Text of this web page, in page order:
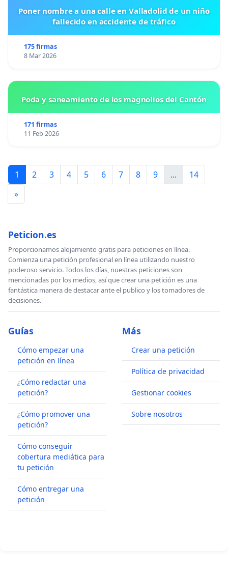
Poner nombre a una calle en Valladolid de un niño
fallecido en accidente de tráfico
175 firmas
8 Mar 2026
Poda y saneamiento de los magnolios del Cantón
171 firmas
11 Feb 2026
1 2 3 4 5 6 7 8 9 ...
14
»
Peticion.es
Proporcionamos alojamiento gratis para peticiones en línea.
Comienza una petición profesional en línea utilizando nuestro
poderoso servicio. Todos los días, nuestras peticiones son
mencionadas por los medios, así que crear una petición es una
fantástica manera de destacar ante el publico y los tomadores de
decisiones.
Guías
Cómo empezar una
petición en línea
¿Cómo redactar una
petición?
¿Cómo promover una
petición?
Cómo conseguir
cobertura mediática para
tu petición
Cómo entregar una
petición
Más
Crear una petición
Política de privacidad
Gestionar cookies
Sobre nosotros